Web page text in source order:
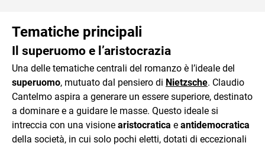
Tematiche principali
Il superuomo e l’aristocrazia
Una delle tematiche centrali del romanzo è l’ideale del
superuomo, mutuato dal pensiero di Nietzsche. Claudio
Cantelmo aspira a generare un essere superiore, destinato
a dominare e a guidare le masse. Questo ideale si
intreccia con una visione aristocratica e antidemocratica
della società, in cui solo pochi eletti, dotati di eccezionali